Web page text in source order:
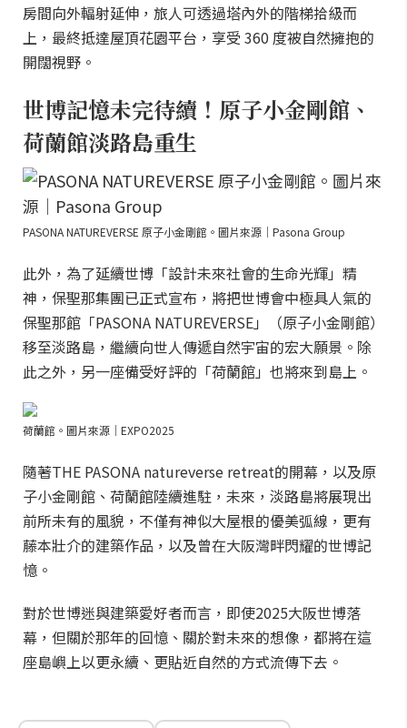
房間向外輻射延伸，旅人可透過塔內外的階梯拾級而
上，最終抵達屋頂花園平台，享受 360 度被自然擁抱的
開闊視野。
世博記憶未完待續！原子小金剛館、
荷蘭館淡路島重生
PASONA NATUREVERSE 原子小金剛館。圖片來源｜Pasona Group
此外，為了延續世博「設計未來社會的生命光輝」精
神，保聖那集團已正式宣布，將把世博會中極具人氣的
保聖那館「PASONA NATUREVERSE」（原子小金剛館）
移至淡路島，繼續向世人傳遞自然宇宙的宏大願景。除
此之外，另一座備受好評的「荷蘭館」也將來到島上。
荷蘭館。圖片來源｜EXPO2025
隨著THE PASONA natureverse retreat的開幕，以及原
子小金剛館、荷蘭館陸續進駐，未來，淡路島將展現出
前所未有的風貌，不僅有神似大屋根的優美弧線，更有
藤本壯介的建築作品，以及曾在大阪灣畔閃耀的世博記
憶。
對於世博迷與建築愛好者而言，即使2025大阪世博落
幕，但關於那年的回憶、關於對未來的想像，都將在這
座島嶼上以更永續、更貼近自然的方式流傳下去。